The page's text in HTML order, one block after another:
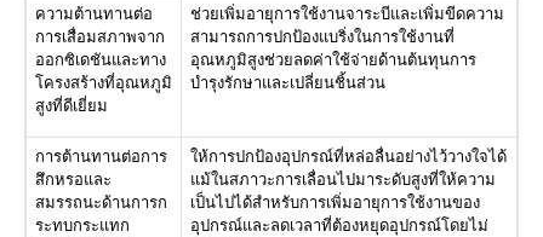
ความต้านทานต่อ
การเสื่อมสภาพจาก
ออกซิเดชันและทาง
โครงสร้างที่อุณหภูมิ
สูงที่ดีเยี่ยม
ช่วยเพิ่มอายุการใช้งานจาระบีและเพิ่มขีดความ
สามารถการปกป้องแบริ่งในการใช้งานที่
อุณหภูมิสูงช่วยลดค่าใช้จ่ายด้านต้นทุนการ
บำรุงรักษาและเปลี่ยนชิ้นส่วน
การต้านทานต่อการ
สึกหรอและ
สมรรถนะด้านการก
ระทบกระแทก
ให้การปกป้องอุปกรณ์ที่หล่อลื่นอย่างไว้วางใจได้
แม้ในสภาวะการเลื่อนไปมาระดับสูงที่ให้ความ
เป็นไปได้สำหรับการเพิ่มอายุการใช้งานของ
อุปกรณ์และลดเวลาที่ต้องหยุดอุปกรณ์โดยไม่